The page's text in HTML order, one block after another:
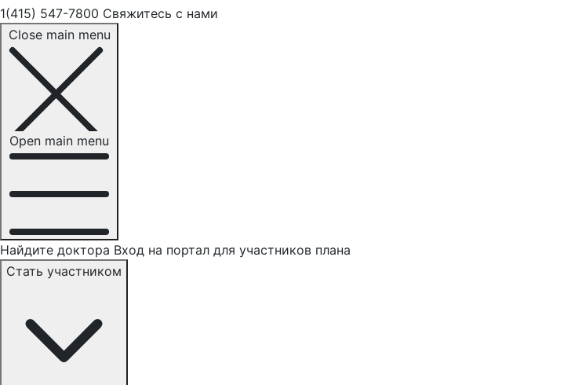
1(415) 547-7800 Свяжитесь с нами
Close main menu
Open main menu
Найдите доктора Вход на портал для участников плана
Стать участником